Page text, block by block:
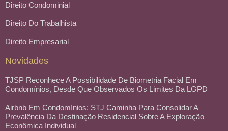
Direito Condominial
Direito Do Trabalhista
Direito Empresarial
Novidades
TJSP Reconhece A Possibilidade De Biometria Facial Em
Condomínios, Desde Que Observados Os Limites Da LGPD
Airbnb Em Condomínios: STJ Caminha Para Consolidar A
Prevalência Da Destinação Residencial Sobre A Exploração
Econômica Individual